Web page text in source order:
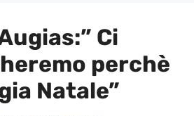
Ci
perchè
Natale”